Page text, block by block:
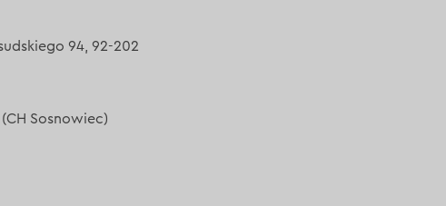
94, 92-202
Sosnowiec)